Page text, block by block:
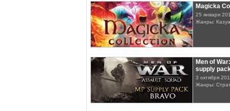
Magicka
25 января
Жанры:
Men of
supply
3 октября
Жанры: